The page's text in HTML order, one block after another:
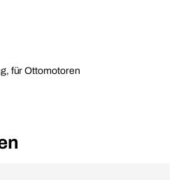
für Ottomotoren